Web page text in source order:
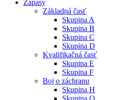
Zápasy
Základná časť
Skupina A
Skupina B
Skupina C
Skupina D
Kvalifikačná časť
Skupina E
Skupina F
Boj o záchranu
Skupina H
Skupina Q